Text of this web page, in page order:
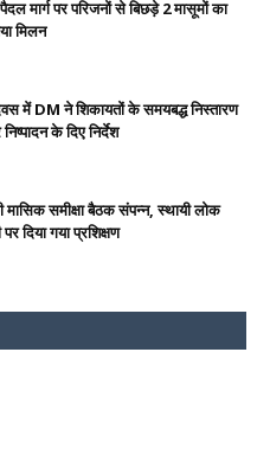
मार्ग पर परिजनों से बिछड़े 2 मासूमों का
मिलन
में DM ने शिकायतों के समयबद्ध निस्तारण
के दिए निर्देश
मासिक समीक्षा बैठक संपन्न, स्थायी लोक
दिया गया प्रशिक्षण